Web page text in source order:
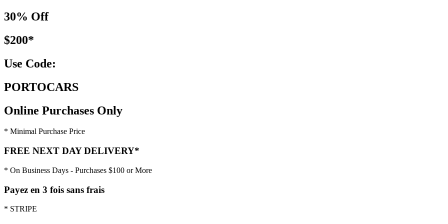
30% Off
$200*
Use Code:
PORTOCARS
Online Purchases Only
* Minimal Purchase Price
FREE NEXT DAY DELIVERY*
* On Business Days - Purchases $100 or More
Payez en 3 fois sans frais
* STRIPE